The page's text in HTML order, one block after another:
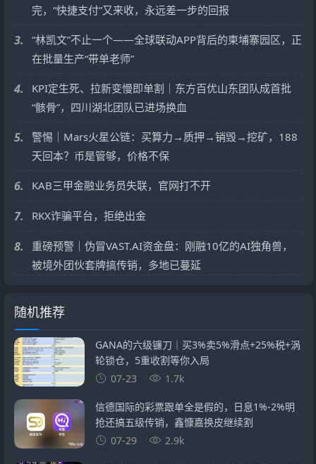
完，“快捷支付”又来收，永远差一步的回报
3.
“林凯文”不止一个——全球联动APP背后的柬埔寨园区，正
在批量生产“带单老师”
4.
KPI定生死、拉新变慢即单割｜东方百优山东团队成首批
“骸骨”，四川湖北团队已进场换血
5.
警惕｜Mars火星公链：买算力→质押→销毁→挖矿，188
天回本？币是管够，价格不保
6. KAB三甲金融业务员失联，官网打不开
7. RKX诈骗平台，拒绝出金
8.
重磅预警｜伪冒VAST.AI资金盘：刚融10亿的AI独角兽，
被境外团伙套牌搞传销，多地已蔓延
随机推荐
GANA的六级镰刀｜买3%卖5%滑点+25%税+涡
轮锁仓，5重收割等你入局
07-23
1.7k
信德国际的彩票跟单全是假的，日息1%-2%明
抢还搞五级传销，鑫慷嘉换皮继续割
07-29
2.9k